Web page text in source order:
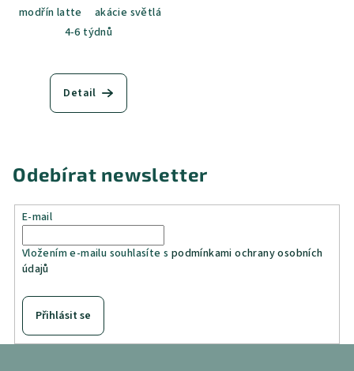
modřín latte
akácie světlá
4-6 týdnů
Detail
Odebírat newsletter
E-mail
Vložením e-mailu souhlasíte s podmínkami ochrany osobních
údajů
Přihlásit se